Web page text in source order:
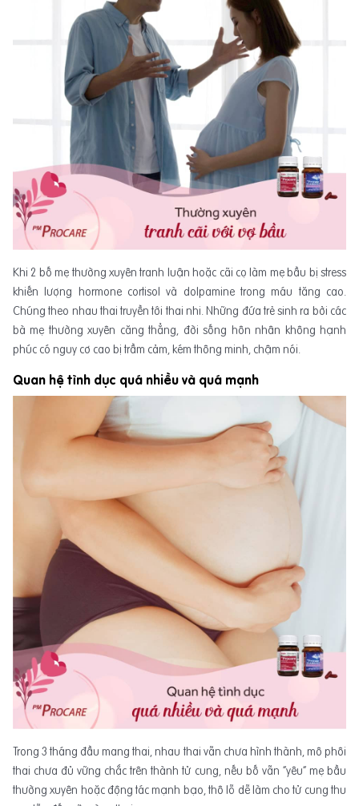
Khi 2 bố mẹ thường xuyên tranh luận hoặc cãi cọ làm mẹ bầu bị stress
khiến lượng hormone cortisol và dolpamine trong máu tăng cao.
Chúng theo nhau thai truyền tới thai nhi. Những đứa trẻ sinh ra bởi các
bà mẹ thường xuyên căng thẳng, đời sống hôn nhân không hạnh
phúc có nguy cơ cao bị trầm cảm, kém thông minh, chậm nói.
Quan hệ tình dục quá nhiều và quá mạnh
Trong 3 tháng đầu mang thai, nhau thai vẫn chưa hình thành, mô phôi
thai chưa đủ vững chắc trên thành tử cung, nếu bố vẫn “yêu” mẹ bầu
thường xuyên hoặc động tác mạnh bạo, thô lỗ dễ làm cho tử cung thu